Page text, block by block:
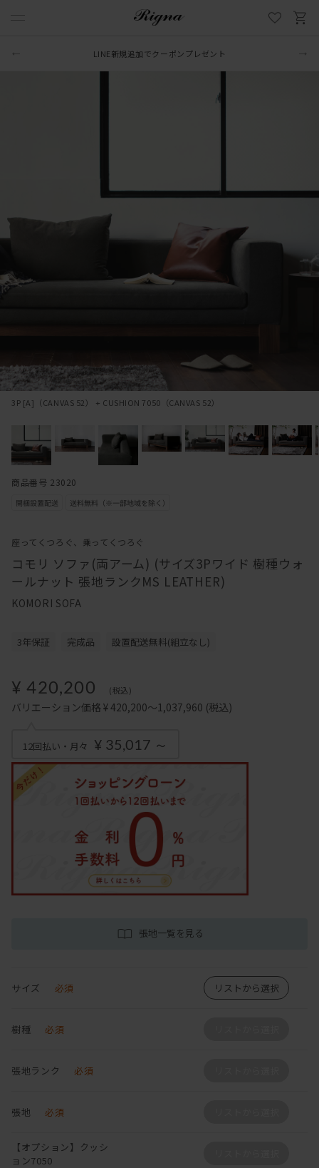
LINE新規追加でクーポンプレゼント
座ってくつろぐ、乗ってくつろぐ
コモリ ソファ(両アーム) (サイズ3Pワイド 樹種ウォ
ールナット 張地ランクMS LEATHER)
KOMORI SOFA
3P [A]（CANVAS 52） + CUSHION 7050（CANVAS 52）
3年保証 完成品 設置配送無料(組立なし)
¥ 420,200 (税込)
バリエーション価格 ¥ 420,200～1,037,960 (税込)
12回払い・月々 ¥ 35,017 ～
張地一覧を見る
サイズ 必須 リストから選択
樹種 必須
張地ランク 必須
張地 必須
【オプション】クッシ
ョン7050
商品番号 23020